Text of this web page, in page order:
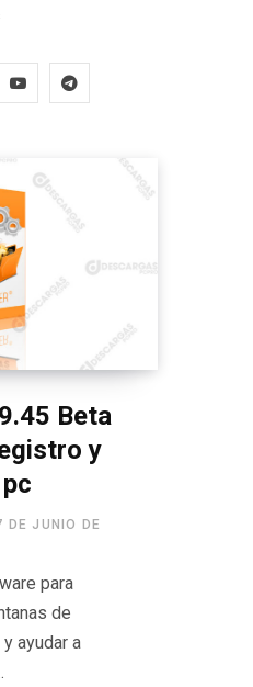
Y
e
T
m
Beta
y
DE JUNIO DE
para
de
ayudar a